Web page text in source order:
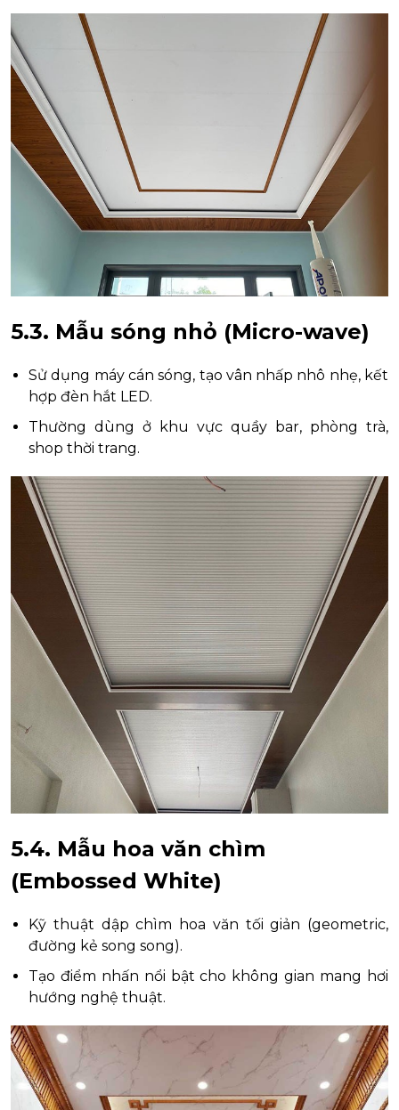
5.3. Mẫu sóng nhỏ (Micro-wave)
Sử dụng máy cán sóng, tạo vân nhấp nhô nhẹ, kết
hợp đèn hắt LED.
Thường dùng ở khu vực quầy bar, phòng trà,
shop thời trang.
5.4. Mẫu hoa văn chìm
(Embossed White)
Kỹ thuật dập chìm hoa văn tối giản (geometric,
đường kẻ song song).
Tạo điểm nhấn nổi bật cho không gian mang hơi
hướng nghệ thuật.